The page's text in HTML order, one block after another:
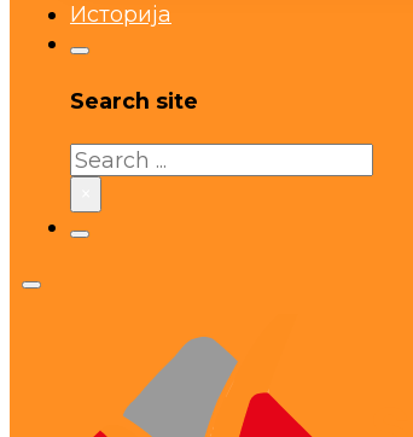
Историја
Search site
Search